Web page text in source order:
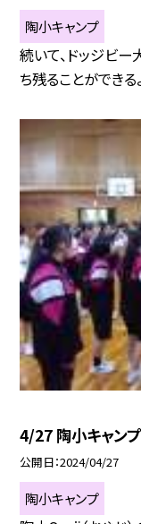
陶小キャンプ
続いて、ドッジビ
ち残ることができる
4/27 陶小キャン
公開日 2024/04/27
陶小キャンプ